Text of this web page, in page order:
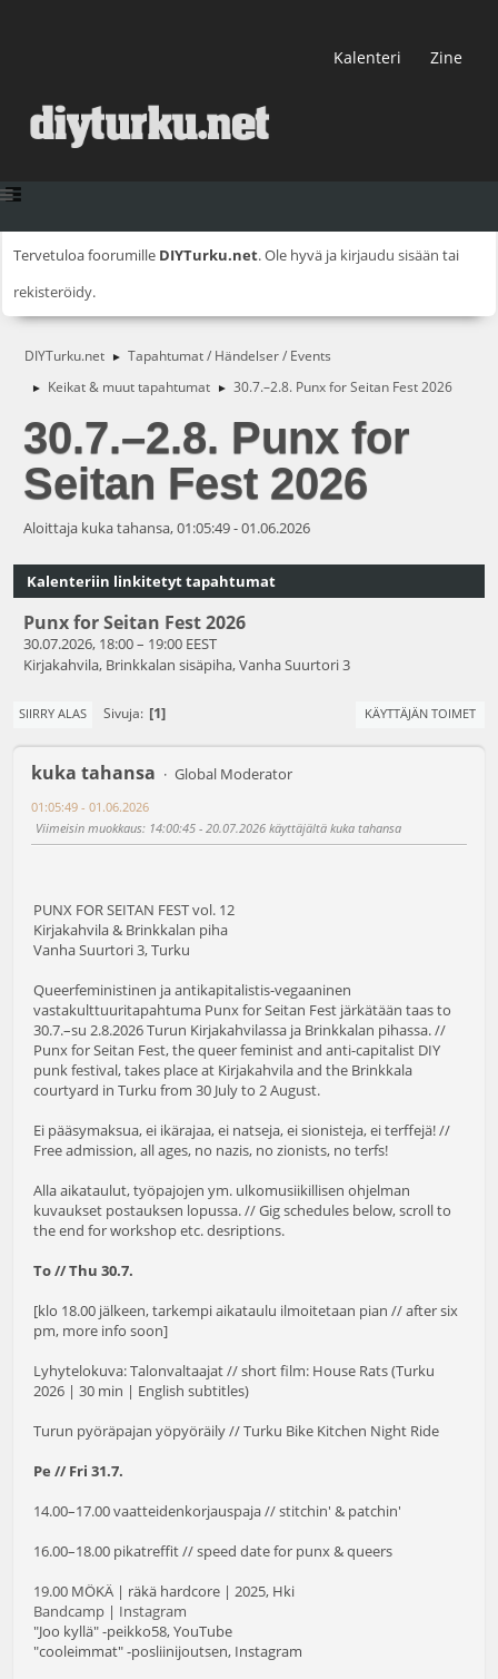
Kalenteri Zine
Tervetuloa foorumille DIYTurku.net. Ole hyvä ja kirjaudu sisään tai
rekisteröidy.
DIYTurku.net ► Tapahtumat / Händelser / Events
► Keikat & muut tapahtumat ► 30.7.–2.8. Punx for Seitan Fest 2026
30.7.–2.8. Punx for
Seitan Fest 2026
Aloittaja kuka tahansa, 01:05:49 - 01.06.2026
Kalenteriin linkitetyt tapahtumat
Punx for Seitan Fest 2026
30.07.2026, 18:00– 19:00 EEST
Kirjakahvila, Brinkkalan sisäpiha, Vanha Suurtori 3
SIIRRY ALAS Sivuja 1 KÄYTTÄJÄN TOIMET
kuka tahansa Global Moderator
01:05:49 - 01.06.2026
Viimeisin muokkaus: 14:00:45 - 20.07.2026 käyttäjältä kuka tahansa
PUNX FOR SEITAN FEST vol. 12
Kirjakahvila & Brinkkalan piha
Vanha Suurtori 3, Turku
Queerfeministinen ja antikapitalistis-vegaaninen
vastakulttuuritapahtuma Punx for Seitan Fest järkätään taas to
30.7.–su 2.8.2026 Turun Kirjakahvilassa ja Brinkkalan pihassa. //
Punx for Seitan Fest, the queer feminist and anti-capitalist DIY
punk festival, takes place at Kirjakahvila and the Brinkkala
courtyard in Turku from 30 July to 2 August.
Ei pääsymaksua, ei ikärajaa, ei natseja, ei sionisteja, ei terffejä! //
Free admission, all ages, no nazis, no zionists, no terfs!
Alla aikataulut, työpajojen ym. ulkomusiikillisen ohjelman
kuvaukset postauksen lopussa. // Gig schedules below, scroll to
the end for workshop etc. desriptions.
To // Thu 30.7.
[klo 18.00 jälkeen, tarkempi aikataulu ilmoitetaan pian // after six
pm, more info soon]
Lyhytelokuva: Talonvaltaajat // short film: House Rats (Turku
2026 | 30 min | English subtitles)
Turun pyöräpajan yöpyöräily // Turku Bike Kitchen Night Ride
Pe // Fri 31.7.
14.00–17.00 vaatteidenkorjauspaja // stitchin' & patchin'
16.00–18.00 pikatreffit // speed date for punx & queers
19.00 MÖKÄ | räkä hardcore | 2025, Hki
Bandcamp | Instagram
"Joo kyllä" -peikko58, YouTube
"cooleimmat" -posliinijoutsen, Instagram